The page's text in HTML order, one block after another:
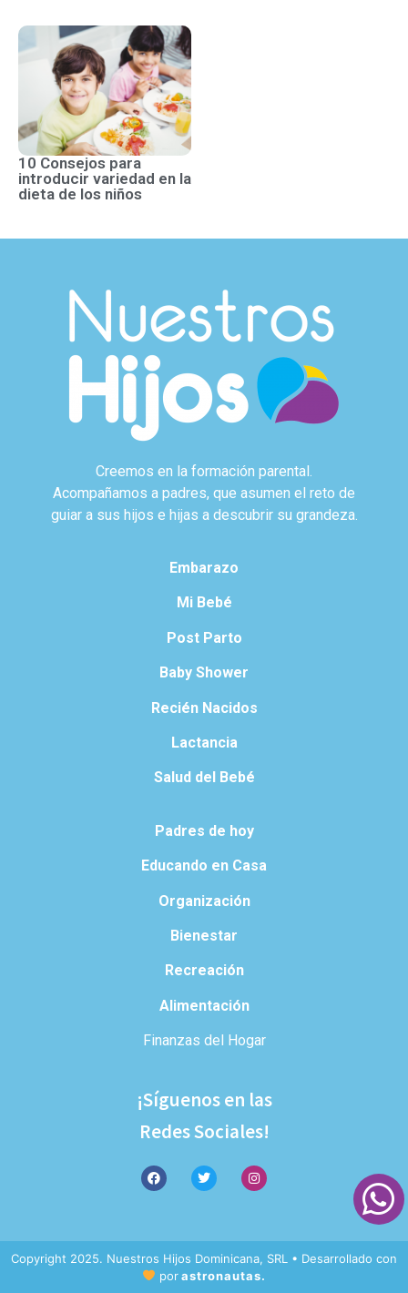
10 Consejos para
introducir variedad en la
dieta de los niños
Creemos en la formación parental.
Acompañamos a padres, que asumen el reto de
guiar a sus hijos e hijas a descubrir su grandeza.
Embarazo
Mi Bebé
Post Parto
Baby Shower
Recién Nacidos
Lactancia
Salud del Bebé
Padres de hoy
Educando en Casa
Organización
Bienestar
Recreación
Alimentación
Finanzas del Hogar
¡Síguenos en las
Redes Sociales!
Copyright 2025. Nuestros Hijos Dominicana, SRL • Desarrollado con
porastronautas.